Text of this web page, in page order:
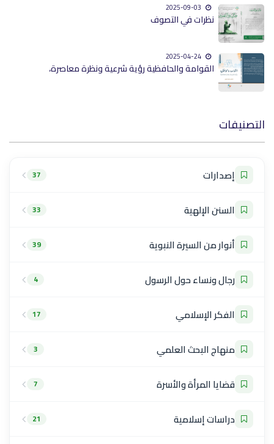
نظرات في التصوف
القوامة والحافظية رؤية شرعية ونظرة معاصرة،
التصنيفات
إصدارات 37
السنن الإلهية 33
أنوار من السيرة النبوية 39
رجال ونساء حول الرسول 4
الفكر الإسلامي 17
منهاج البحث العلمي 3
قضايا المرأة والأسرة 7
دراسات إسلامية 21